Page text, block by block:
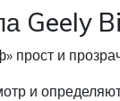
Geely
прост и
и